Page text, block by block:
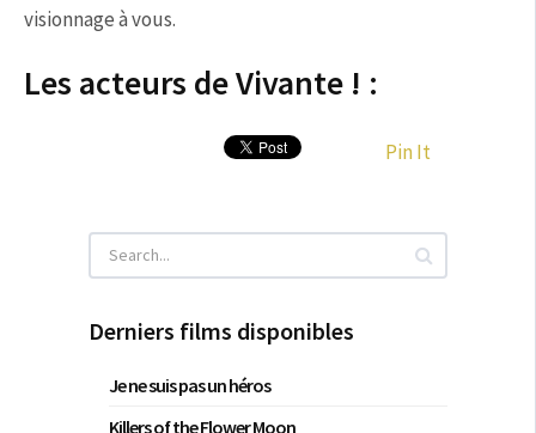
visionnage à vous.
Les acteurs de Vivante ! :
Pin It
Derniers films disponibles
Je ne suis pas un héros
Killers of the Flower Moon